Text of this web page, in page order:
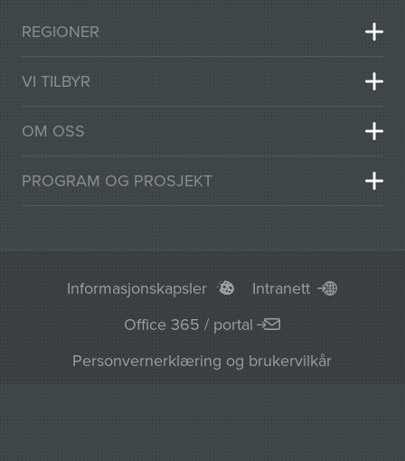
REGIONER
VI TILBYR
OM OSS
PROGRAM OG PROSJEKT
Informasjonskapsler
Intranett
Office 365 / portal
Personvernerklæring og brukervilkår